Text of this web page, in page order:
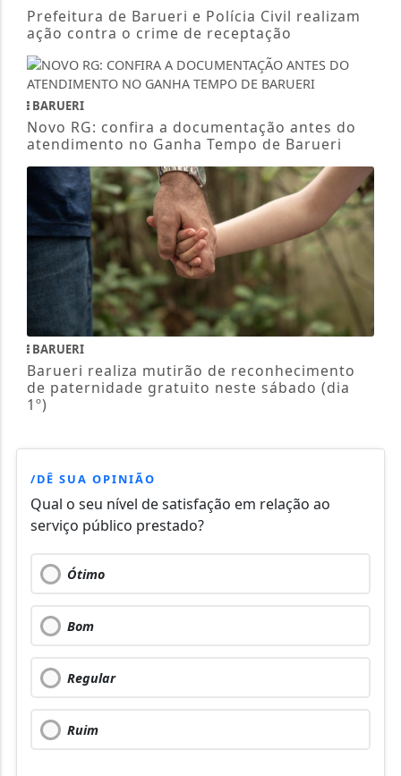
Prefeitura de Barueri e Polícia Civil realizam
ação contra o crime de receptação
BARUERI
Novo RG: confira a documentação antes do
atendimento no Ganha Tempo de Barueri
BARUERI
Barueri realiza mutirão de reconhecimento
de paternidade gratuito neste sábado (dia
1º)
/DÊ SUA OPINIÃO
Qual o seu nível de satisfação em relação ao
serviço público prestado?
Ótimo
Bom
Regular
Ruim